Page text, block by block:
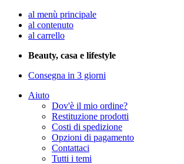
al menù principale
al contenuto
al carrello
Beauty, casa e lifestyle
Consegna in 3 giorni
Aiuto
Dov'è il mio ordine?
Restituzione prodotti
Costi di spedizione
Opzioni di pagamento
Contattaci
Tutti i temi